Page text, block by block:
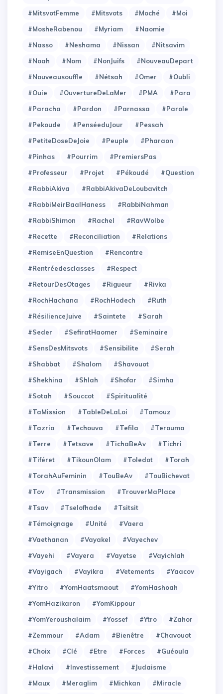
#MitsvotFemme
#Mitsvots #Moché
#Moi
#MosheRabenou
#Myriam
#Naomie
#Nasso
#Neshama #Nissan
#Nitsavim
#Noah
#Nom #NonJuifs
#NouveauDepart
#Nouveausouffle
#Nétsah #Omer
#Oubli
#Ouie
#OuvertureDeLaMer #PMA
#Para
#Paracha
#Pardon #Parnassa
#Parole
#Pekoude
#PenséeduJour
#Pessah
#PetiteDoseDeJoie
#Peuple
#Pharaon
#Pinhas
#Pourrim
#PremiersPas
#Professeur
#Projet #Pékoudé
#Question
#RabbiAkiva
#RabbiAkivaDeLoubavitch
#RabbiMeirBaalHaness
#RabbiNahman
#RabbiShimon
#Rachel
#RavWolbe
#Recette
#Reconciliation
#Relations
#RemiseEnQuestion
#Rencontre
#Rentréedesclasses
#Respect
#RetourDesOtages
#Rigueur
#Rivka
#RochHachana
#RochHodech
#Ruth
#RésilienceJuive
#Saintete
#Sarah
#Seder
#SefiratHaomer
#Seminaire
#SensDesMitsvots
#Sensibilite
#Serah
#Shabbat
#Shalom
#Shavouot
#Shekhina
#Shlah #Shofar
#Simha
#Sotah
#Souccot
#Spiritualité
#TaMission
#TableDeLaLoi
#Tamouz
#Tazria
#Techouva #Tefila
#Terouma
#Terre
#Tetsave #TichaBeAv
#Tichri
#Tiféret
#TikounOlam #Toledot
#Torah
#TorahAuFeminin
#TouBeAv
#TouBichevat
#Tov
#Transmission
#TrouverMaPlace
#Tsav
#Tselofhade
#Tsitsit
#Témoignage
#Unité
#Vaera
#Vaethanan
#Vayakel
#Vayechev
#Vayehi
#Vayera #Vayetse
#Vayichlah
#Vayigach
#Vayikra #Vetements
#Yaacov
#Yitro
#YomHaatsmaout
#YomHashoah
#YomHazikaron
#YomKippour
#YomYeroushalaim
#Yossef #Ytro
#Zahor
#Zemmour
#adam #bienêtre
#chavouot
#choix
#clé #etre #forces
#guéoula
#halavi
#investissement
#judaisme
#maux
#meraglim #michkan
#miracle